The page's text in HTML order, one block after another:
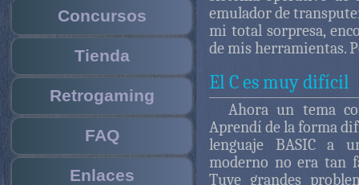
Concursos
Tienda
Retrogaming
FAQ
Enlaces
emulador de
mi total sorpresa,
de mis herramientas.
El C es muy difícil
Ahora un tema
Aprendí de la forma
lenguaje BASIC a
moderno no era tan
Tuve grandes